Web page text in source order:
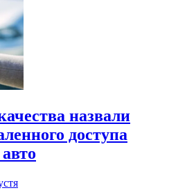
назвали
доступа